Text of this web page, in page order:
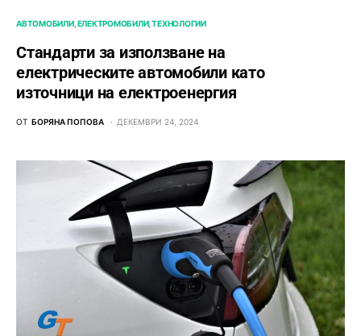
АВТОМОБИЛИ ЕЛЕКТРОМОБИЛИ ТЕХНОЛОГИИ
Стандарти за използване на
електрическите автомобили като
източници на електроенергия
ОТ БОРЯНА ПОПОВА ДЕКЕМВРИ 24, 2024